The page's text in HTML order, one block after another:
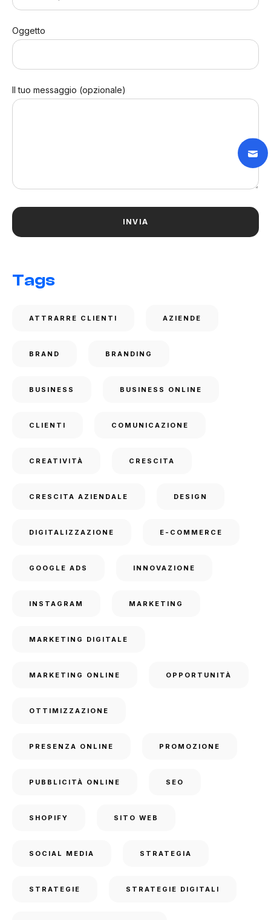
Oggetto
Il tuo messaggio (opzionale)
Tags
ATTRARRE CLIENTI AZIENDE
BRAND BRANDING
BUSINESS BUSINESS ONLINE
CLIENTI COMUNICAZIONE
CREATIVITÀ CRESCITA
CRESCITA AZIENDALE DESIGN
DIGITALIZZAZIONE E-COMMERCE
GOOGLE ADS INNOVAZIONE
INSTAGRAM MARKETING
MARKETING DIGITALE
MARKETING ONLINE OPPORTUNITÀ
OTTIMIZZAZIONE
PRESENZA ONLINE PROMOZIONE
PUBBLICITÀ ONLINE SEO
SHOPIFY SITO WEB
SOCIAL MEDIA STRATEGIA
STRATEGIE STRATEGIE DIGITALI